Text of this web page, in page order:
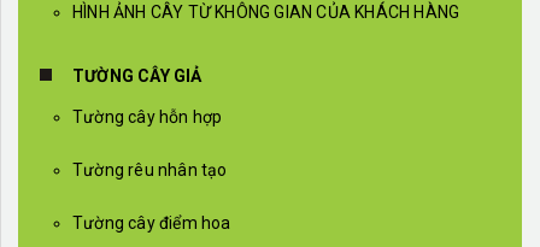
HÌNH ẢNH CÂY TỪ KHÔNG GIAN CỦA KHÁCH HÀNG
TƯỜNG CÂY GIẢ
Tường cây hỗn hợp
Tường rêu nhân tạo
Tường cây điểm hoa